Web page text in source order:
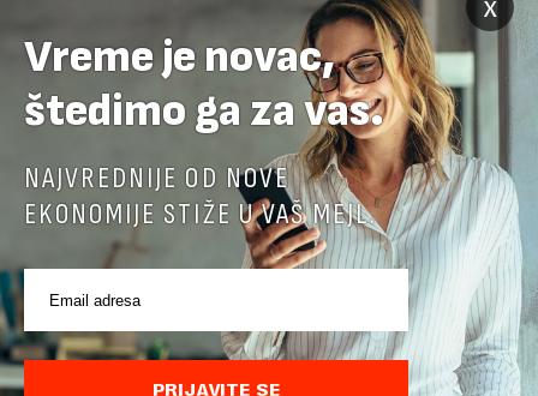
POVEZANI SADRŽAJI
Vreme je novac,
štedimo ga za vas.
NAJVREDNIJE OD NOVE
EKONOMIJE STIŽE U VAŠ MEJL.
PRIJAVITE SE